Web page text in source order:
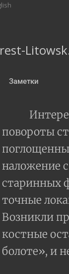
Заметки
повороты
наложение
старинных
точные
Возникли
костные
болоте», и